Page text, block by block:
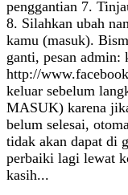
penggantian 7.
8. Silahkan ubah
kamu (masuk).
ganti, pesan
http://
keluar sebelum
MASUK) karena
belum selesai,
tidak akan dapat di
perbaiki lagi lewat
kasih...